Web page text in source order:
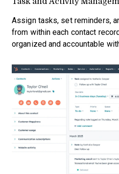
Assign tasks, set reminders,
from within each contact
organized and accountable